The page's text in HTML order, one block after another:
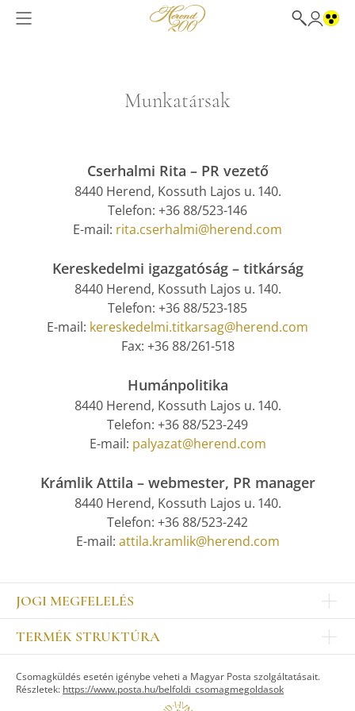
Munkatársak
Cserhalmi Rita – PR vezető
8440 Herend, Kossuth Lajos u. 140.
Telefon: +36 88/523-146
E-mail: rita.cserhalmi@herend.com
Kereskedelmi igazgatóság – titkárság
8440 Herend, Kossuth Lajos u. 140.
Telefon: +36 88/523-185
E-mail: kereskedelmi.titkarsag@herend.com
Fax: +36 88/261-518
Humánpolitika
8440 Herend, Kossuth Lajos u. 140.
Telefon: +36 88/523-249
E-mail: palyazat@herend.com
Krámlik Attila – webmester, PR manager
8440 Herend, Kossuth Lajos u. 140.
Telefon: +36 88/523-242
E-mail: attila.kramlik@herend.com
JOGI MEGFELELÉS
Impresszum
Kapcsolat
Jogi nyilatkozat
TERMÉK STRUKTÚRA
ASZTALKULTÚRA
Csomagküldés esetén igénybe veheti a Magyar Posta szolgáltatásait.
Részletek: https://www.posta.hu/belfoldi_csomagmegoldasok